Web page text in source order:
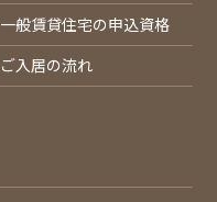
一般賃貸住宅の申込資格
ご入居の流れ